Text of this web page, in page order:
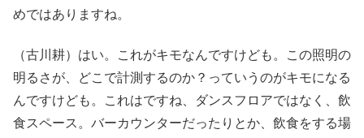
めではありますね。
（古川耕）はい。これがキモなんですけども。この照明の
明るさが、どこで計測するのか？っていうのがキモになる
んですけども。これはですね、ダンスフロアではなく、飲
食スペース。バーカウンターだったりとか、飲食をする場